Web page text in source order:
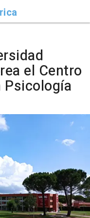
el Centro
Psicología